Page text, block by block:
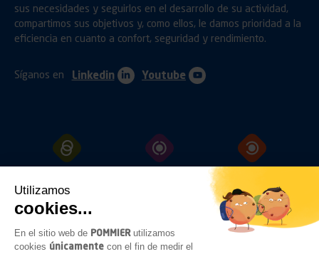
Utilizamos
cookies...
En el sitio web de POMMIER utilizamos
cookies únicamente con el fin de medir el
sus necesidades y seguirlos en el desarrollo de su actividad,
compartimos sus objetivos y, como ellos, le damos prioridad a la
eficiencia en cuanto a confort, seguridad y rendimiento.
Síganos en Linkedin Youtube
CERRAMIENTOS ILUMINACIÓN